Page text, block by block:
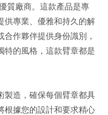
質廠商。這款產品是專
供專業、優雅和持久的解
作夥伴提供身份識別，
特的風格，這款臂章都是
製造，確保每個臂章都具
根據您的設計和要求精心